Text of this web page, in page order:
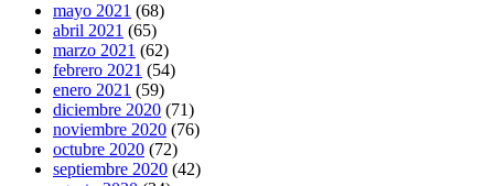
mayo 2021 (68)
abril 2021 (65)
marzo 2021 (62)
febrero 2021 (54)
enero 2021 (59)
diciembre 2020 (71)
noviembre 2020 (76)
octubre 2020 (72)
septiembre 2020 (42)